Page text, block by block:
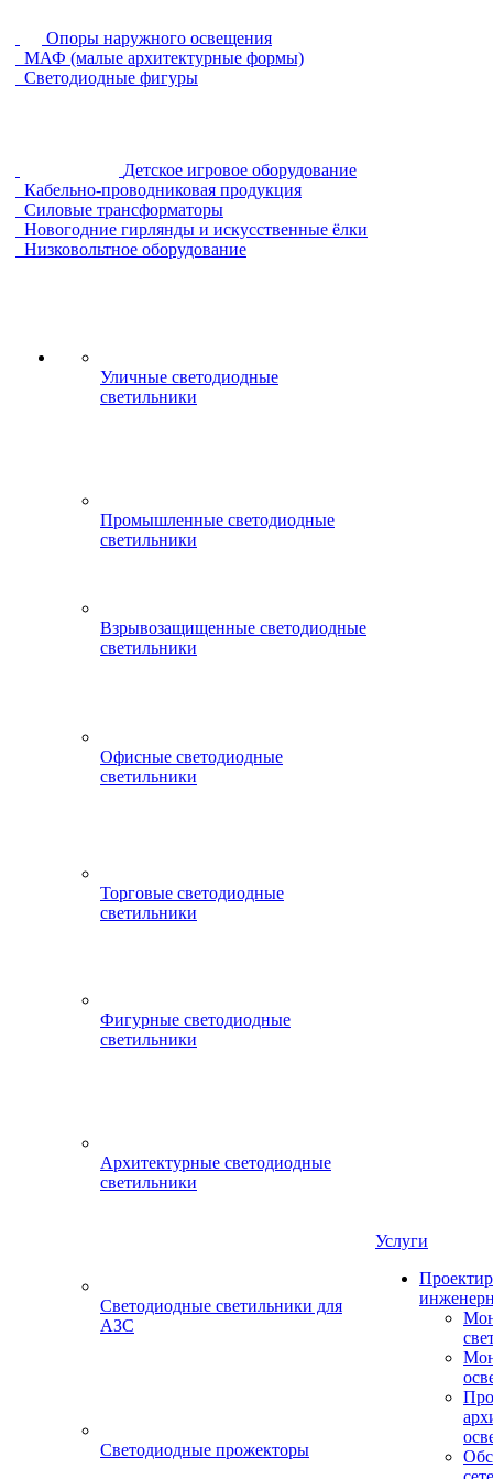
Опоры наружного освещения
МАФ (малые архитектурные формы)
Светодиодные фигуры
Детское игровое оборудование
Кабельно-проводниковая продукция
Силовые трансформаторы
Новогодние гирлянды и искусственные ёлки
Низковольтное оборудование
Уличные светодиодные
светильники
Промышленные светодиодные
светильники
Взрывозащищенные светодиодные
светильники
Офисные светодиодные
светильники
Торговые светодиодные
светильники
Фигурные светодиодные
светильники
Архитектурные светодиодные
светильники
Светодиодные светильники для
АЗС
Светодиодные прожекторы
Услуги